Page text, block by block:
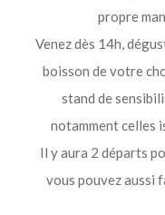
propre
Venez dès 14h,
boisson de votre
stand de
notamment celles
Il y aura 2 départs
vous pouvez aussi